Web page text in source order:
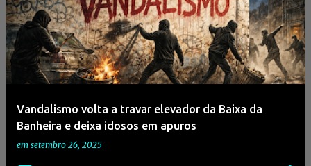
Vandalismo volta a travar elevador da Baixa da
Banheira e deixa idosos em apuros
em setembro 26, 2025